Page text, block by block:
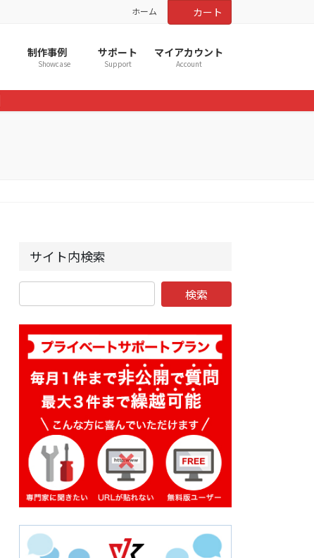
ホーム カート
制作事例
Showcase
サポート
Support
マイアカウント
Account
サイト内検索